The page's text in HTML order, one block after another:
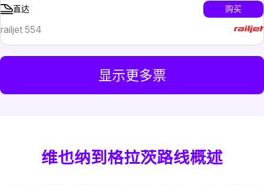
直达 购买
railjet 554
显示更多票
维也纳到格拉茨路线概述